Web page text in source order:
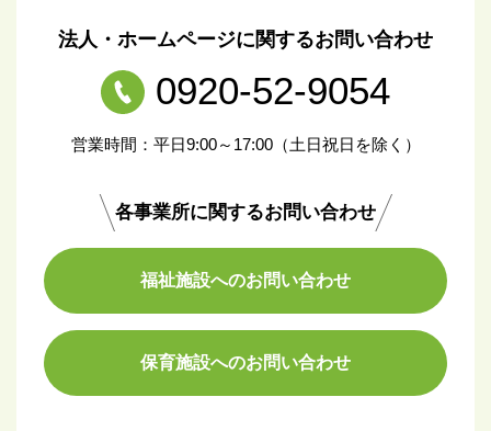
法人・ホームページに関するお問い合わせ
0920-52-9054
営業時間：平日9:00～17:00（土日祝日を除く）
各事業所に関するお問い合わせ
福祉施設へのお問い合わせ
保育施設へのお問い合わせ